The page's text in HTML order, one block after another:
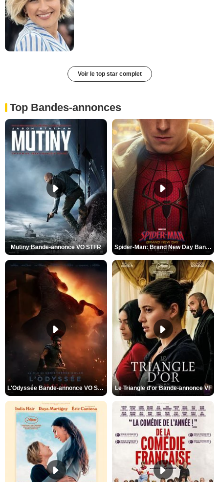
Voir le top star complet
Top Bandes-annonces
Mutiny Bande-annonce VO STFR Spider-Man: Brand New Day Bande-annonce VO STFR
L'Odyssée Bande-annonce VO STFR Le Triangle d'or Bande-annonce VF